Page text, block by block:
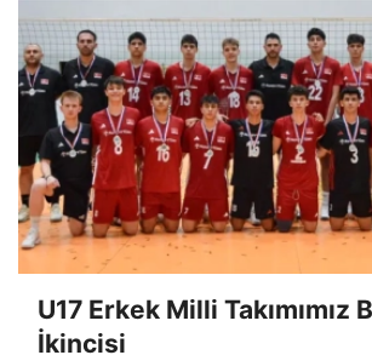
U17 Erkek Milli Takımımız
İkincisi